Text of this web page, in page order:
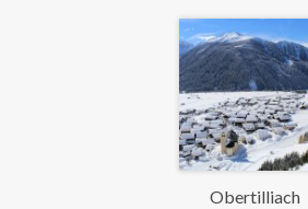
Obertilliach